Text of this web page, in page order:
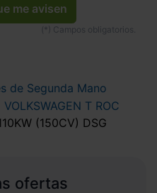
me avisen
de Segunda Mano
VOLKSWAGEN T ROC
(150CV) DSG
ofertas